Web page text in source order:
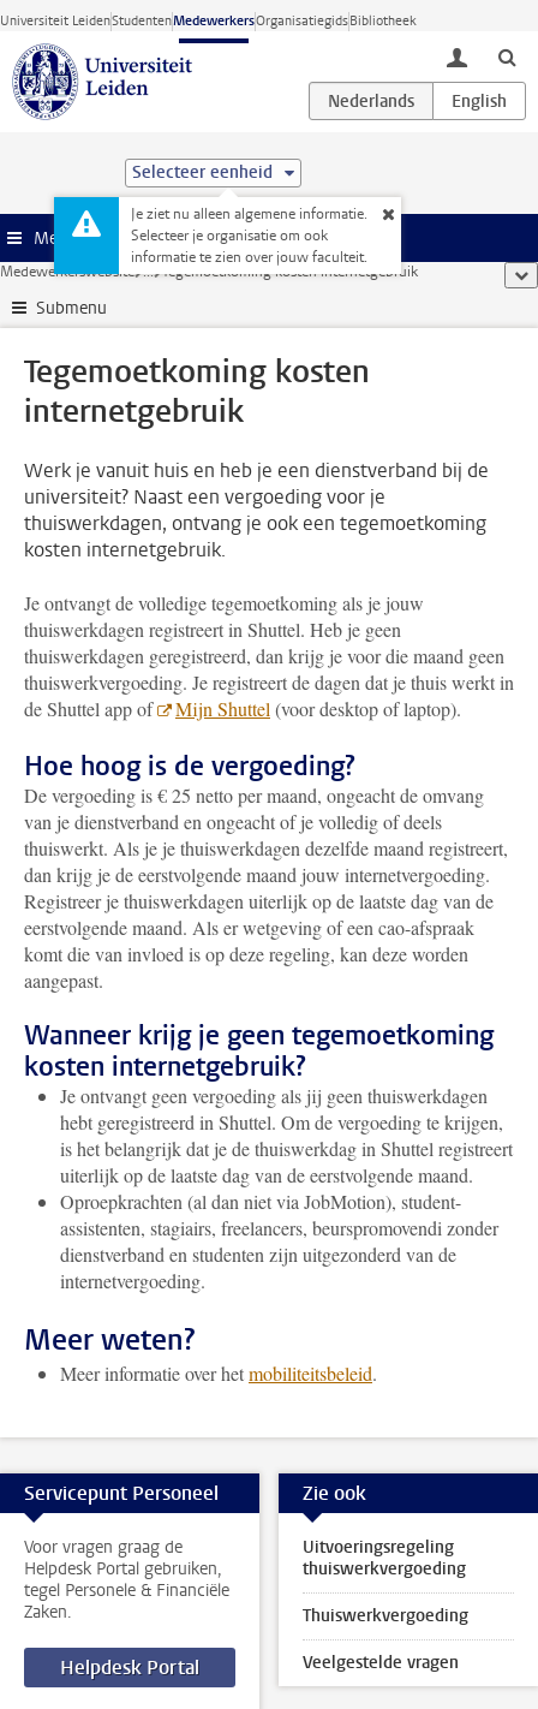
Ga direct naar de inhoud
Universiteit LeidenStudentenMedewerkersOrganisatiegidsBibliotheek
toggle
Selecteer eenheid
Je ziet nu alleen algemene informatie.
Selecteer je organisatie om ook
informatie te zien over jouw faculteit.
Menu
Medewerkerswebsite ... Tegemoetkoming kosten internetgebruik
Submenu
Tegemoetkoming kosten
internetgebruik
Werk je vanuit huis en heb je een dienstverband bij de
universiteit? Naast een vergoeding voor je
thuiswerkdagen, ontvang je ook een tegemoetkoming
kosten internetgebruik.
Je ontvangt de volledige tegemoetkoming als je jouw
thuiswerkdagen registreert in Shuttel. Heb je geen
thuiswerkdagen geregistreerd, dan krijg je voor die maand geen
thuiswerkvergoeding. Je registreert de dagen dat je thuis werkt in
de Shuttel app of
Mijn Shuttel (voor desktop of laptop).
Hoe hoog is de vergoeding?
De vergoeding is € 25 netto per maand, ongeacht de omvang
van je dienstverband en ongeacht of je volledig of deels
thuiswerkt. Als je je thuiswerkdagen dezelfde maand registreert,
dan krijg je de eerstvolgende maand jouw internetvergoeding.
Registreer je thuiswerkdagen uiterlijk op de laatste dag van de
eerstvolgende maand. Als er wetgeving of een cao-afspraak
komt die van invloed is op deze regeling, kan deze worden
aangepast.
Wanneer krijg je geen tegemoetkoming
kosten internetgebruik?
Je ontvangt geen vergoeding als jij geen thuiswerkdagen
hebt geregistreerd in Shuttel. Om de vergoeding te krijgen,
is het belangrijk dat je de thuiswerkdag in Shuttel registreert
uiterlijk op de laatste dag van de eerstvolgende maand.
Oproepkrachten (al dan niet via JobMotion), student-
assistenten, stagiairs, freelancers, beurspromovendi zonder
dienstverband en studenten zijn uitgezonderd van de
internetvergoeding.
Meer weten?
Meer informatie over hetmobiliteitsbeleid.
Servicepunt Personeel
Voor vragen graag de
Helpdesk Portal gebruiken,
tegel Personele & Financiële
Zaken.
Helpdesk Portal
Zie ook
Uitvoeringsregeling
thuiswerkvergoeding
Thuiswerkvergoeding
Veelgestelde vragen